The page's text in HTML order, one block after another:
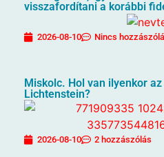
visszafordítani a korábbi
2026-08-10 Nincs
Miskolc. Hol van ilyenkor
Lichtenstein?
2026-08-10 2 hozzászólás